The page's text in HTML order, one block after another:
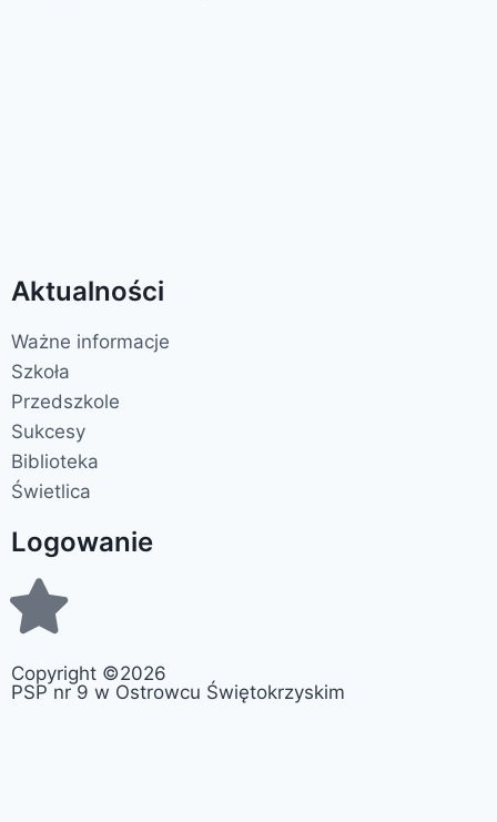
Aktualności
Ważne informacje
Szkoła
Przedszkole
Sukcesy
Biblioteka
Świetlica
Logowanie
Copyright ©2026
PSP nr 9 w Ostrowcu Świętokrzyskim